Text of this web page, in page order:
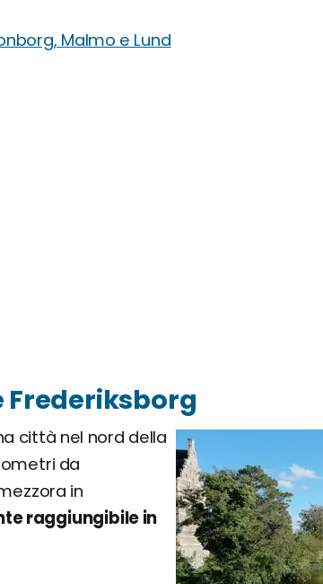
Malmo e Lund
Frederiksborg
città nel nord della
da
in
raggiungibile in